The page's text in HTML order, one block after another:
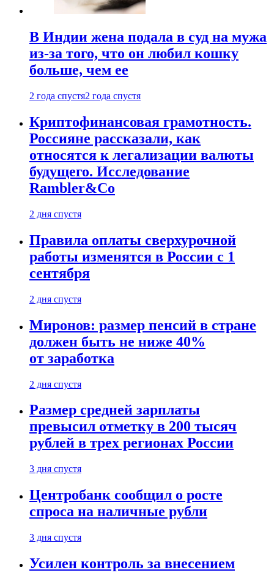
В Индии жена подала в суд на мужа
из-за того, что он любил кошку
больше, чем ее
2 года спустя2 года спустя
Криптофинансовая грамотность.
Россияне рассказали, как
относятся к легализации валюты
будущего. Исследование
Rambler&Co
2 дня спустя
Правила оплаты сверхурочной
работы изменятся в России с 1
сентября
2 дня спустя
Миронов: размер пенсий в стране
должен быть не ниже 40%
от заработка
2 дня спустя
Размер средней зарплаты
превысил отметку в 200 тысяч
рублей в трех регионах России
3 дня спустя
Центробанк сообщил о росте
спроса на наличные рубли
3 дня спустя
Усилен контроль за внесением